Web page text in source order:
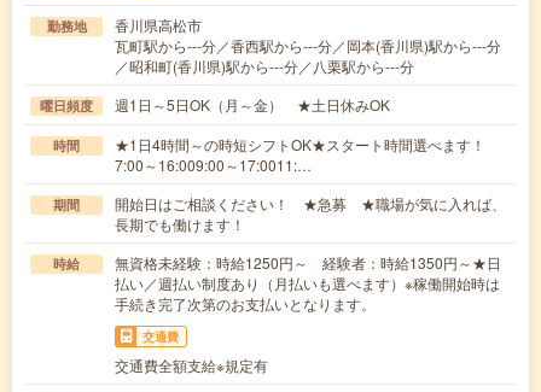
勤務地
香川県高松市
瓦町駅から---分／香西駅から---分／岡本(香川県)駅から---分
／昭和町(香川県)駅から---分／八栗駅から---分
曜日頻度 週1日～5日OK（月～金） ★土日休みOK
時間
★1日4時間～の時短シフトOK★スタート時間選べます！
7:00～16:009:00～17:0011:…
期間
開始日はご相談ください！ ★急募 ★職場が気に入れば、
長期でも働けます！
時給
無資格未経験：時給1250円～ 経験者：時給1350円～★日
払い／週払い制度あり（月払いも選べます）※稼働開始時は
手続き完了次第のお支払いとなります。
交通費
交通費全額支給※規定有